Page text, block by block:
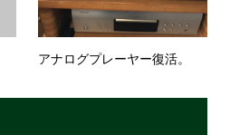
アナログプレーヤー復活。